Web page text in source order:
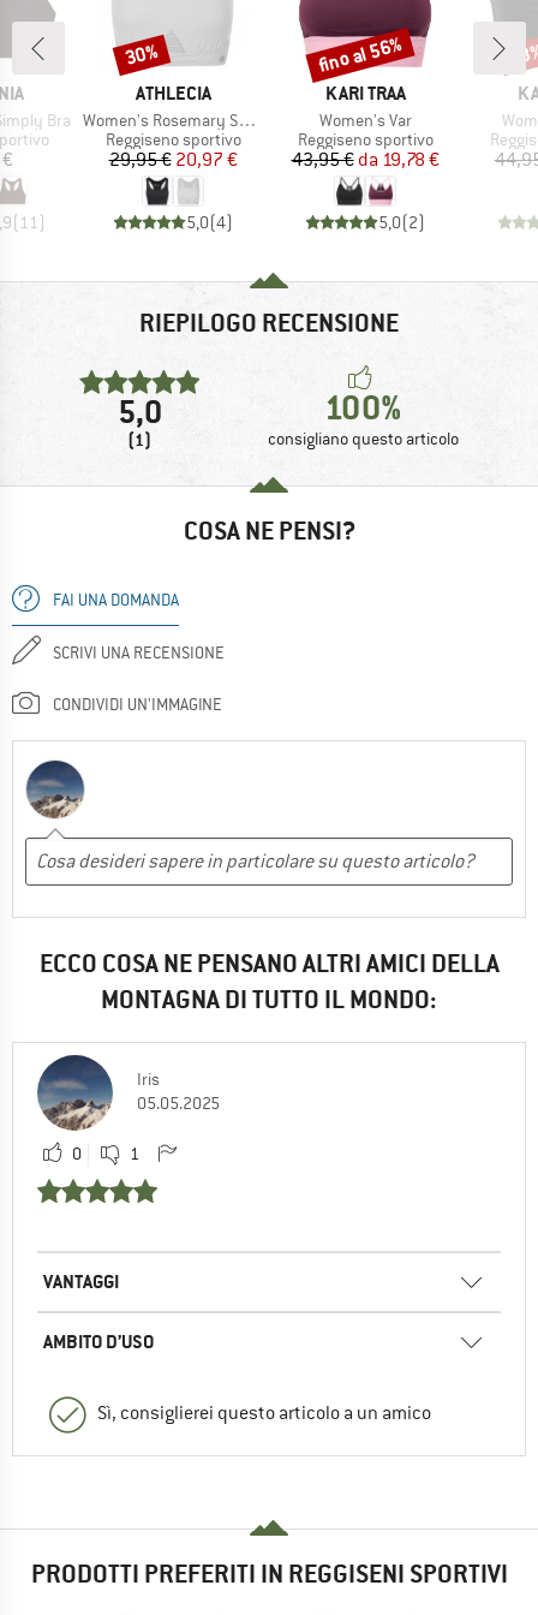
Bra
(11)
MARCHIO
ATHLECIA
Articolo
Women's Rosemary Sports Bra
Gruppo di prodotti
Reggiseno sportivo
Prezzo
29,95 €Prezzo ridotto
20,97 €
5,0(4)
Sconto
30%
MARCHIO
KARI TRAA
Articolo
Women's Var
Gruppo di prodotti
Reggiseno sportivo
Prezzo
43,95 € Prezzo ridotto
da 19,78 €
5,0(2)
Sconto
fino al 56%
RIEPILOGO RECENSIONE
5,0
(1)
100%
consigliano questo articolo
COSA NE PENSI?
FAI UNA DOMANDA
SCRIVI UNA RECENSIONE
CONDIVIDI UN'IMMAGINE
ECCO COSA NE PENSANO ALTRI AMICI DELLA
MONTAGNA DI TUTTO IL MONDO:
Iris
05.05.2025
0 1
VANTAGGI
AMBITO D’USO
Sì, consiglierei questo articolo a un amico
PRODOTTI PREFERITI IN REGGISENI SPORTIVI